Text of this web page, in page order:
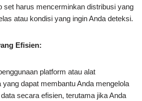
set harus mencerminkan distribusi yang
atau kondisi yang ingin Anda deteksi.
Efisien:
platform atau alat
yang dapat membantu Anda mengelola
secara efisien, terutama jika Anda